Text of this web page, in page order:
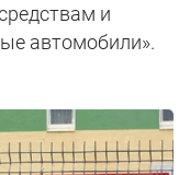
и
автомобили».